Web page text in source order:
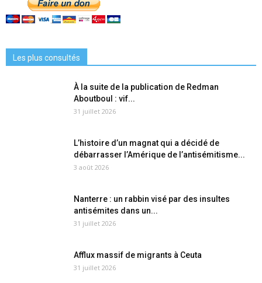
Les plus consultés
À la suite de la publication de Redman
Aboutboul : vif...
31 juillet 2026
L’histoire d’un magnat qui a décidé de
débarrasser l’Amérique de l’antisémitisme...
3 août 2026
Nanterre : un rabbin visé par des insultes
antisémites dans un...
31 juillet 2026
Afflux massif de migrants à Ceuta
31 juillet 2026